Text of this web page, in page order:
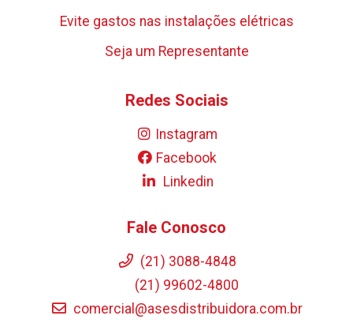
Evite gastos nas instalações elétricas
Seja um Representante
Redes Sociais
Instagram
Facebook
Linkedin
Fale Conosco
(21) 3088-4848
(21) 99602-4800
comercial@asesdistribuidora.com.br